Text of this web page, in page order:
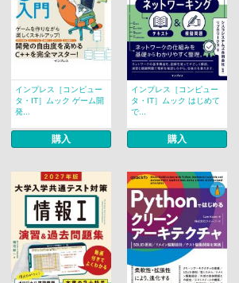
インプレス［コンピュー
タ・IT］ムック ゲーム開
発...
購入
インプレス［コンピュー
タ・IT］ムック はじめて
で...
購入